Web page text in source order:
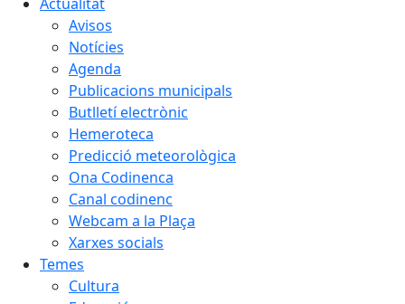
Avisos
Notícies
Agenda
Publicacions municipals
Butlletí electrònic
Hemeroteca
Predicció meteorològica
Ona Codinenca
Canal codinenc
Webcam a la Plaça
Xarxes socials
Temes
Cultura